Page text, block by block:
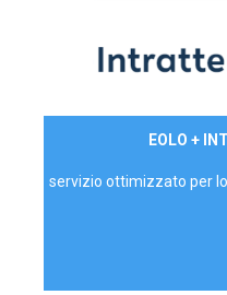
EOLO +
servizio ottimizzato per